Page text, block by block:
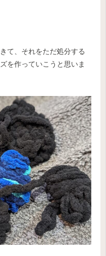
て、それをただ処分する
を作っていこうと思いま